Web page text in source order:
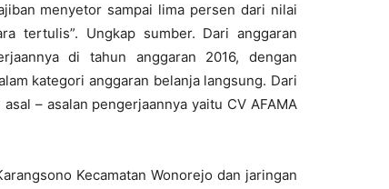
menyetor sampai lima persen dari nilai
tertulis”. Ungkap sumber. Dari anggaran
di tahun anggaran 2016, dengan
kategori anggaran belanja langsung. Dari
– asalan pengerjaannya yaitu CV AFAMA
Kecamatan Wonorejo dan jaringan